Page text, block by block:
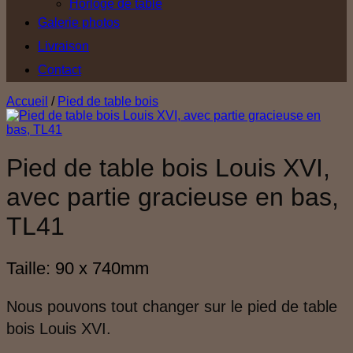
Horloge de table
Galerie photos
Livraison
Contact
Accueil / Pied de table bois
Pied de table bois Louis XVI,
avec partie gracieuse en bas,
TL41
Taille: 90 x 740mm
Nous pouvons tout changer sur le pied de table
bois Louis XVI.